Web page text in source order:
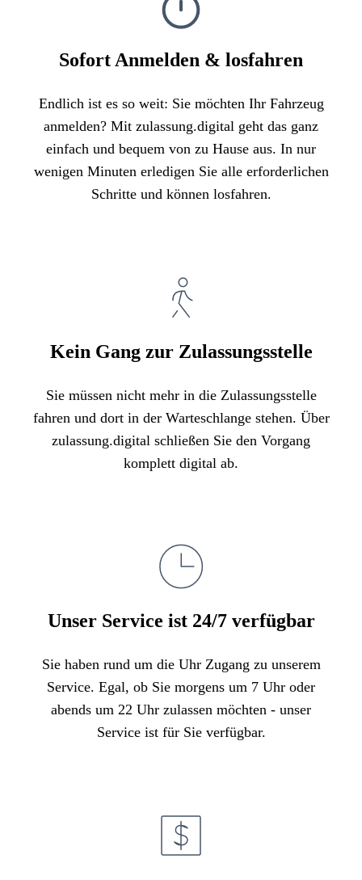
Sofort Anmelden & losfahren
Endlich ist es so weit: Sie möchten Ihr Fahrzeug
anmelden? Mit zulassung.digital geht das ganz
einfach und bequem von zu Hause aus. In nur
wenigen Minuten erledigen Sie alle erforderlichen
Schritte und können losfahren.
Kein Gang zur Zulassungsstelle
Sie müssen nicht mehr in die Zulassungsstelle
fahren und dort in der Warteschlange stehen. Über
zulassung.digital schließen Sie den Vorgang
komplett digital ab.
Unser Service ist 24/7 verfügbar
Sie haben rund um die Uhr Zugang zu unserem
Service. Egal, ob Sie morgens um 7 Uhr oder
abends um 22 Uhr zulassen möchten - unser
Service ist für Sie verfügbar.